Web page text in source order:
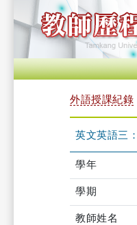
外語授課紀錄
英文英語三
學年
學期
教師姓名